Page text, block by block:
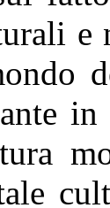
in